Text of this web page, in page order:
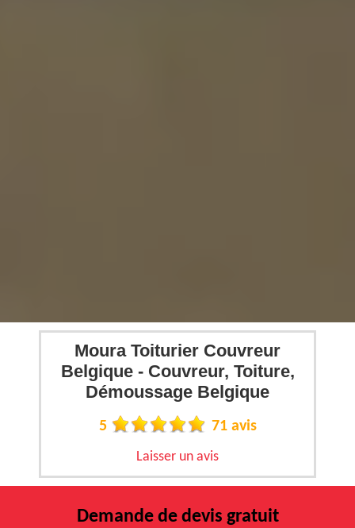
Moura Toiturier Couvreur
Belgique - Couvreur, Toiture,
Démoussage Belgique
5 71 avis
Laisser un avis
Demande de devis gratuit